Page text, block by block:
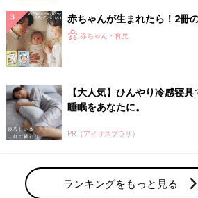
赤ちゃんが生まれたら！2冊
ひよ」
赤ちゃん・育児
【大人気】ひんやり冷感寝具
睡眠をあなたに。
PR（アイリスプラザ）
ランキングをもっと見る